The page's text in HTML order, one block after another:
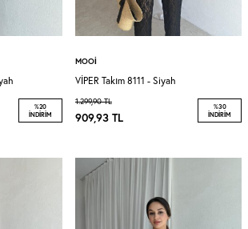
%20
İNDIRIM
MOOI
VİPER Takım 8111 - Siyah
1.299,90TL
909,93 TL
%30
İNDIRIM